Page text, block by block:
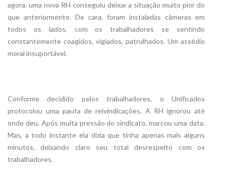
agora, uma nova RH conseguiu deixar a situação muito pior do
que anteriormente. De cara, foram instaladas câmeras em
todos os lados, com os trabalhadores se sentindo
constantemente coagidos, vigiados, patrulhados. Um assédio
moral insuportável.
Conforme decidido pelos trabalhadores, o Unificados
protocolou uma pauta de reivindicações. A RH ignorou até
onde deu. Após muita pressão do sindicato, marcou uma data.
Mas, a todo instante ela dizia que tinha apenas mais alguns
minutos, deixando claro seu total desrespeito com os
trabalhadores.